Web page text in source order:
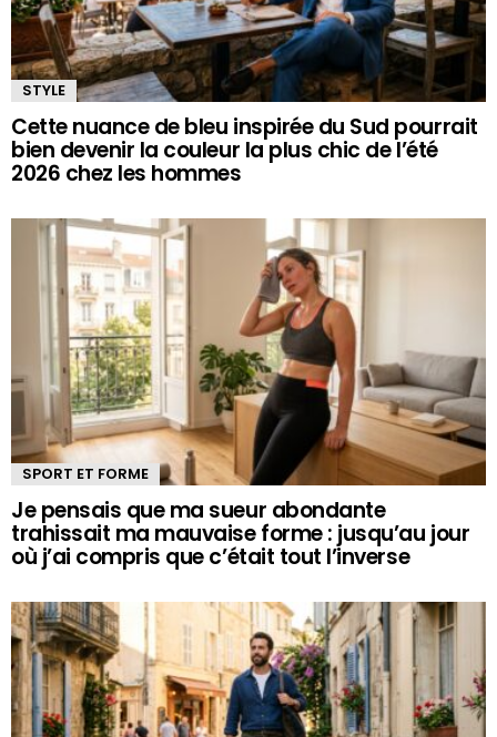
STYLE
Cette nuance de bleu inspirée du Sud pourrait
bien devenir la couleur la plus chic de l’été
2026 chez les hommes
SPORT ET FORME
Je pensais que ma sueur abondante
trahissait ma mauvaise forme : jusqu’au jour
où j’ai compris que c’était tout l’inverse